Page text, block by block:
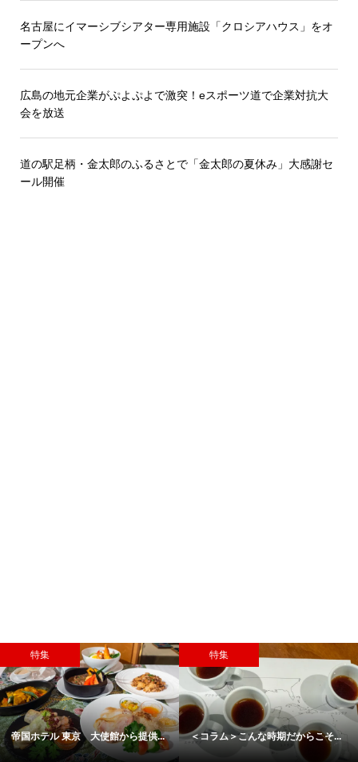
名古屋にイマーシブシアター専用施設「クロシアハウス」をオ
ープンへ
広島の地元企業がぷよぷよで激突！eスポーツ道で企業対抗大
会を放送
道の駅足柄・金太郎のふるさとで「金太郎の夏休み」大感謝セ
ール開催
特集
帝国ホテル 東京 大使館から提供...
特集
＜コラム＞こんな時期だからこそ...